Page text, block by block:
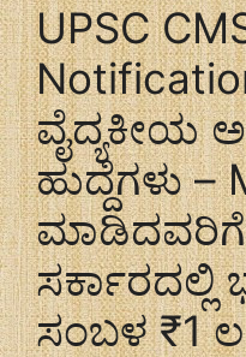
UPSC
ವೈದ್ಯಕೀಯ
ಹುದ್ದೆಗಳು –
ಮಾಡಿದವರಿಗೆ
ಸಂಬಳ ₹1